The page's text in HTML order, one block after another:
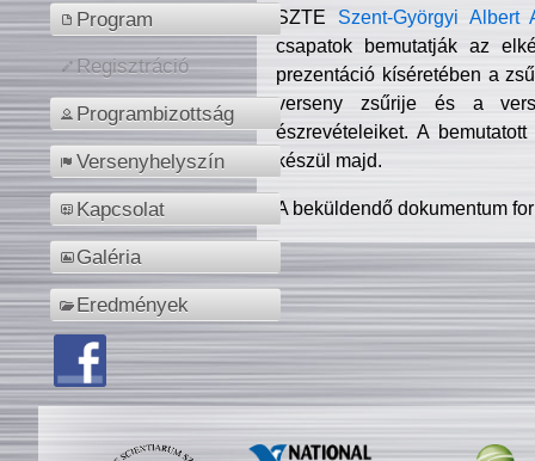
Program
Regisztráció
Programbizottság
Versenyhelyszín
Kapcsolat
Galéria
Eredmények
SZTE Szent-Györgyi Albert
csapatok bemutatják az
prezentáció kíséretében a
verseny zsűrije és a
észrevételeiket. A
készül majd.
A beküldendő dokumentum